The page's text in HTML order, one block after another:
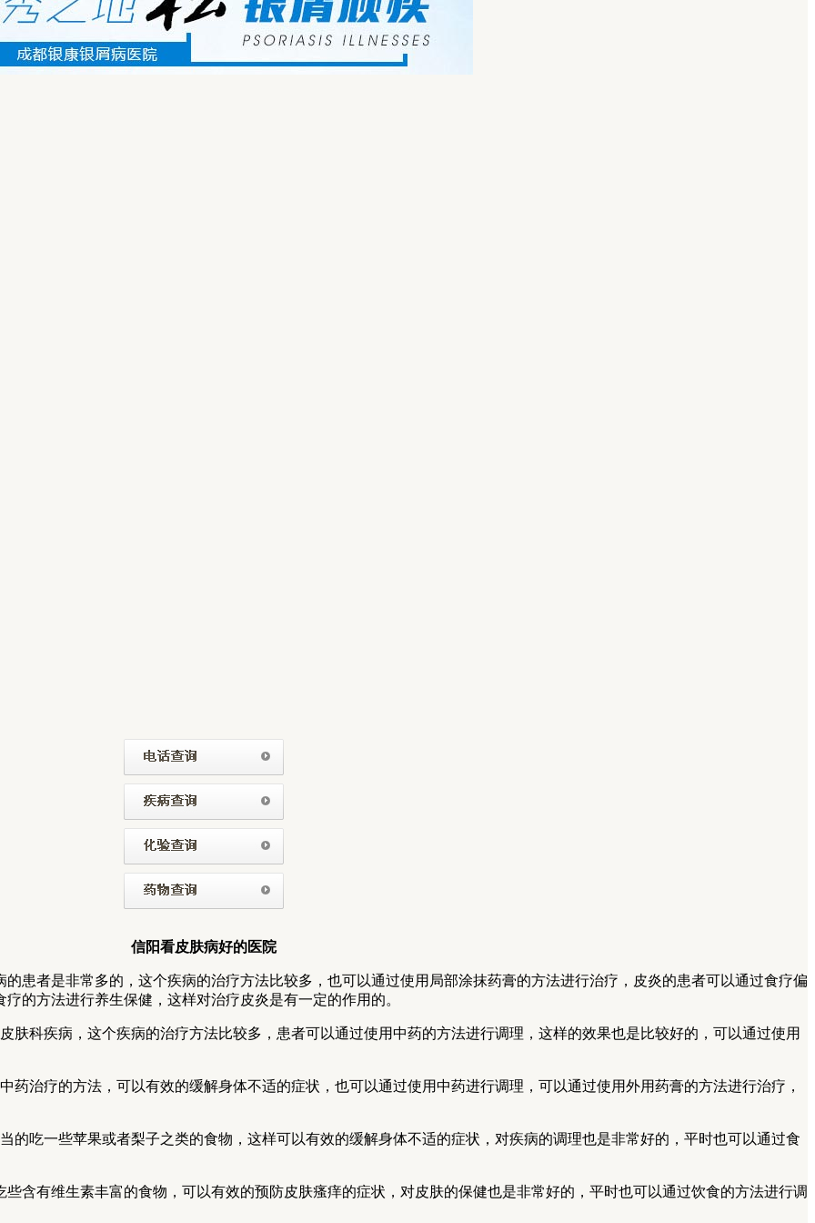
信阳看皮肤病好的医院
患者是非常多的，这个疾病的治疗方法比较多，也可以通过使用局部涂抹药膏的方法进行治疗，皮炎的患者可以通过食疗偏
的方法进行养生保健，这样对治疗皮炎是有一定的作用的。
肤科疾病，这个疾病的治疗方法比较多，患者可以通过使用中药的方法进行调理，这样的效果也是比较好的，可以通过使用
药治疗的方法，可以有效的缓解身体不适的症状，也可以通过使用中药进行调理，可以通过使用外用药膏的方法进行治疗，
的吃一些苹果或者梨子之类的食物，这样可以有效的缓解身体不适的症状，对疾病的调理也是非常好的，平时也可以通过食
含有维生素丰富的食物，可以有效的预防皮肤瘙痒的症状，对皮肤的保健也是非常好的，平时也可以通过饮食的方法进行调